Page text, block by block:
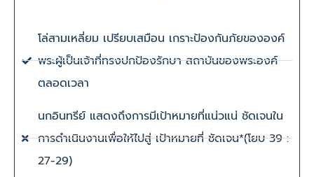
โล่สามเหลี่ยม เปรียบเสมือน เกราะป้องกันภัยขององค์
พระผู้เป็นเจ้าที่ทรงปกป้องรักษา สถาบันของพระองค์
ตลอดเวลา
นกอินทรีย์ แสดงถึงการมีเป้าหมายที่แน่วแน่ ชัดเจนใน
การดำเนินงานเพื่อให้ไปสู่ เป้าหมายที่ ชัดเจน*(โยบ 39 :
27-29)